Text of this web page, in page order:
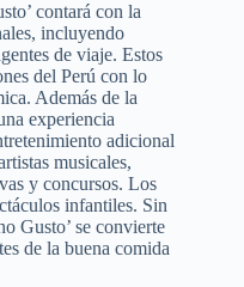
contará con la
incluyendo
de viaje. Estos
del Perú con lo
Además de la
experiencia
adicional
musicales,
y concursos. Los
infantiles. Sin
Gusto’ se convierte
de la buena comida